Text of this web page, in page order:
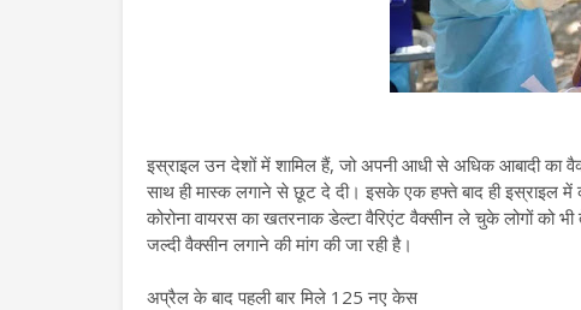
इस्राइल उन देशों में शामिल हैं, जो अपनी आधी से अधिक आबादी का
साथ ही मास्क लगाने से छूट दे दी। इसके एक हफ्ते बाद ही इस्राइल
कोरोना वायरस का खतरनाक डेल्टा वैरिएंट वैक्सीन ले चुके लोगों को
जल्दी वैक्सीन लगाने की मांग की जा रही है।
अप्रैल के बाद पहली बार मिले 125 नए केस